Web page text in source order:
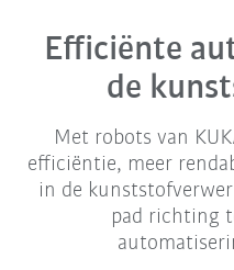
Efficiënte
de
Met robots van
efficiëntie, meer
in de
pad richting